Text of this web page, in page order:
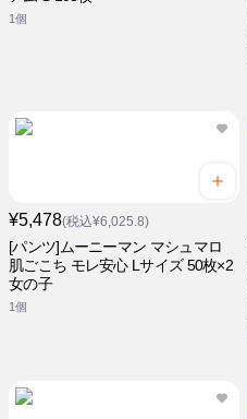
1個
¥5,478(税込¥6,025.8)
[パンツ]ムーニーマン マシュマロ
肌ごこち モレ安心 Lサイズ 50枚×2
女の子
1個